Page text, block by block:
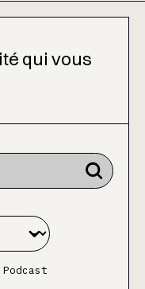
qui vous
Podcast